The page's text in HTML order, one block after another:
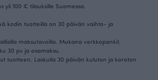
yli 100 € tilauksille Suomessa.
kodin tuotteilla on 30 päivän vaihto- ja
maksutavoilla. Mukana verkkopankit,
30 pv ja osamaksu.
tuotteen. Laskulla 30 päivän kuluton ja koroton